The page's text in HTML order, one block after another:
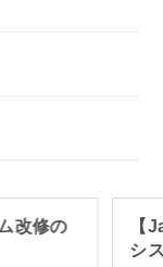
改修の
【
シ